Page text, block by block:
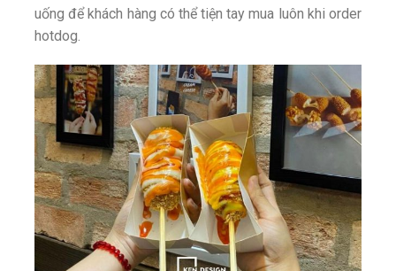
uống để khách hàng có thể tiện tay mua luôn khi order
hotdog.